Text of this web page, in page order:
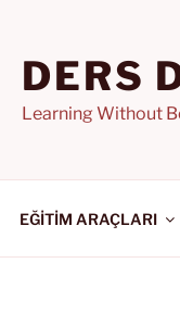
DERS
Learning Without
EĞİTİM ARAÇLARI